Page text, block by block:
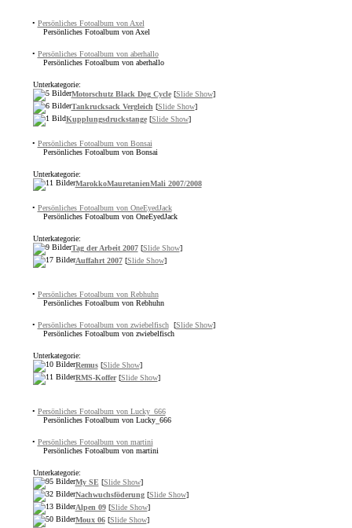
• Persönliches Fotoalbum von Axel
Persönliches Fotoalbum von Axel
• Persönliches Fotoalbum von aberhallo
Persönliches Fotoalbum von aberhallo
Unterkategorie:
Motorschutz Black Dog Cycle[Slide Show]
Tankrucksack Vergleich[Slide Show]
Kupplungsdruckstange[Slide Show]
• Persönliches Fotoalbum von Bonsai
Persönliches Fotoalbum von Bonsai
Unterkategorie:
MarokkoMauretanienMali 2007/2008
• Persönliches Fotoalbum von OneEyedJack
Persönliches Fotoalbum von OneEyedJack
Unterkategorie:
Tag der Arbeit 2007[Slide Show]
Auffahrt 2007[Slide Show]
• Persönliches Fotoalbum von Rebhuhn
Persönliches Fotoalbum von Rebhuhn
• Persönliches Fotoalbum von zwiebelfisch [Slide Show]
Persönliches Fotoalbum von zwiebelfisch
Unterkategorie:
Remus[Slide Show]
RMS-Koffer[Slide Show]
• Persönliches Fotoalbum von Lucky_666
Persönliches Fotoalbum von Lucky_666
• Persönliches Fotoalbum von martini
Persönliches Fotoalbum von martini
Unterkategorie:
My SE [Slide Show]
Nachwuchsföderung[Slide Show]
Alpen 09[Slide Show]
Moux 06[Slide Show]